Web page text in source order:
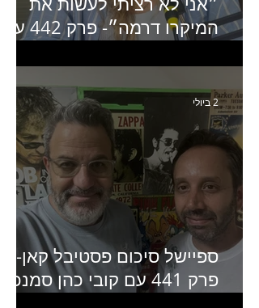
המיקרו דרמה״- פרק 442 עם
של יד2
ספיישל סיכום פסטיבל קאן-
פרק 441 עם קובי כהן
2 ביולי